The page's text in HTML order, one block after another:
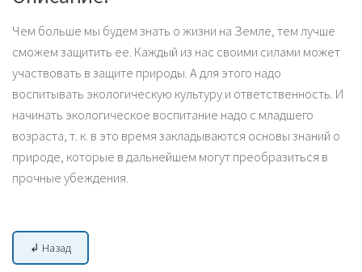
Чем больше мы будем знать о жизни на Земле, тем лучше
сможем защитить ее. Каждый из нас своими силами может
участвовать в защите природы. А для этого надо
воспитывать экологическую культуру и ответственность. И
начинать экологическое воспитание надо с младшего
возраста, т. к. в это время закладываются основы знаний о
природе, которые в дальнейшем могут преобразиться в
прочные убеждения.
↲ Назад